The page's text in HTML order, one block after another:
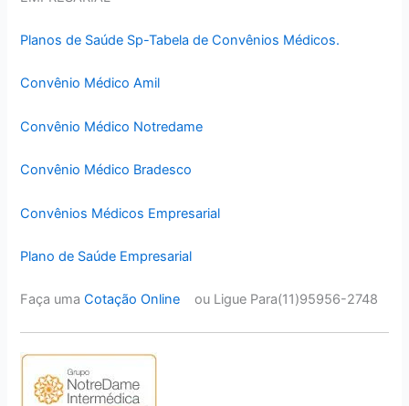
Planos de Saúde Sp-Tabela de Convênios Médicos.
Convênio Médico Amil
Convênio Médico Notredame
Convênio Médico Bradesco
Convênios Médicos Empresarial
Plano de Saúde Empresarial
Faça umaCotação Online ou Ligue Para(11)95956-2748